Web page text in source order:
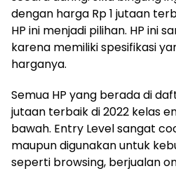
dengan harga Rp 1 jutaan
HP ini menjadi pilihan. HP ini
karena memiliki spesifikasi
harganya.
Semua HP yang berada di
jutaan terbaik di 2022 kelas
bawah. Entry Level sangat
maupun digunakan untuk
seperti browsing, berjualan